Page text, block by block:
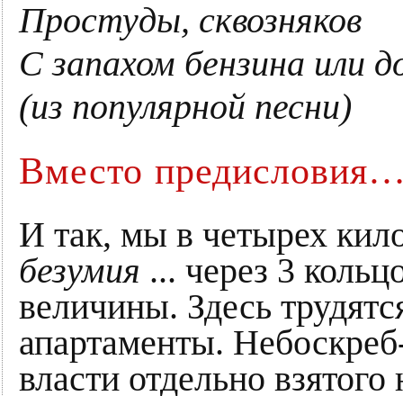
Простуды, сквозняков
С запахом бензина или
(из популярной песни)
Вместо
И так, мы в четырех
безумия ... через 3
величины. Здесь
апартаменты.
власти отдельно